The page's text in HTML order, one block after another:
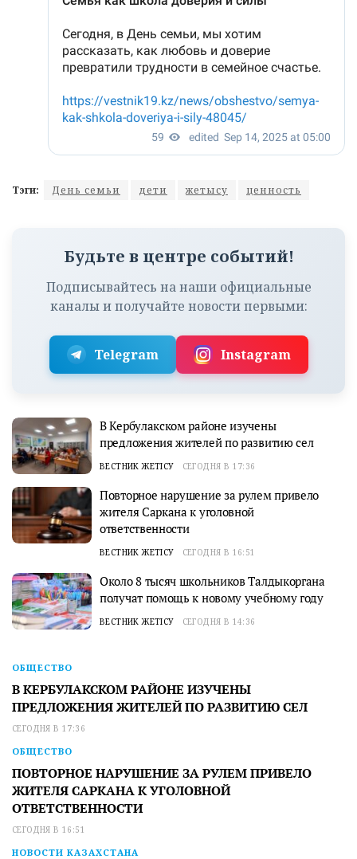
Тэги: День семьи дети жетысу ценность
Будьте в центре событий!
Подписывайтесь на наши официальные
каналы и получайте новости первыми:
Telegram Instagram
В Кербулакском районе изучены
предложения жителей по развитию сел
ВЕСТНИК ЖЕТІСУ СЕГОДНЯ В 17:36
Повторное нарушение за рулем привело
жителя Саркана к уголовной
ответственности
ВЕСТНИК ЖЕТІСУ СЕГОДНЯ В 16:51
Около 8 тысяч школьников Талдыкоргана
получат помощь к новому учебному году
ВЕСТНИК ЖЕТІСУ СЕГОДНЯ В 14:36
ОБЩЕСТВО
В КЕРБУЛАКСКОМ РАЙОНЕ ИЗУЧЕНЫ
ПРЕДЛОЖЕНИЯ ЖИТЕЛЕЙ ПО РАЗВИТИЮ СЕЛ
СЕГОДНЯ В 17:36
ОБЩЕСТВО
ПОВТОРНОЕ НАРУШЕНИЕ ЗА РУЛЕМ ПРИВЕЛО
ЖИТЕЛЯ САРКАНА К УГОЛОВНОЙ
ОТВЕТСТВЕННОСТИ
СЕГОДНЯ В 16:51
НОВОСТИ КАЗАХСТАНА